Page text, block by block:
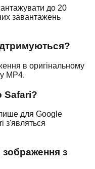
до 20
завантажень
в оригінальному
MP4.
Safari?
для Google
з'являться
зображення з